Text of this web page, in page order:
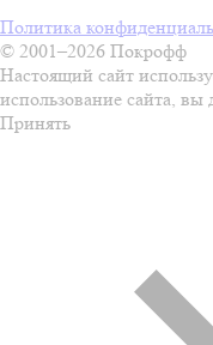
Политика
© 2001–2026 Покрофф
Настоящий сайт
использование сайта, вы
Принять